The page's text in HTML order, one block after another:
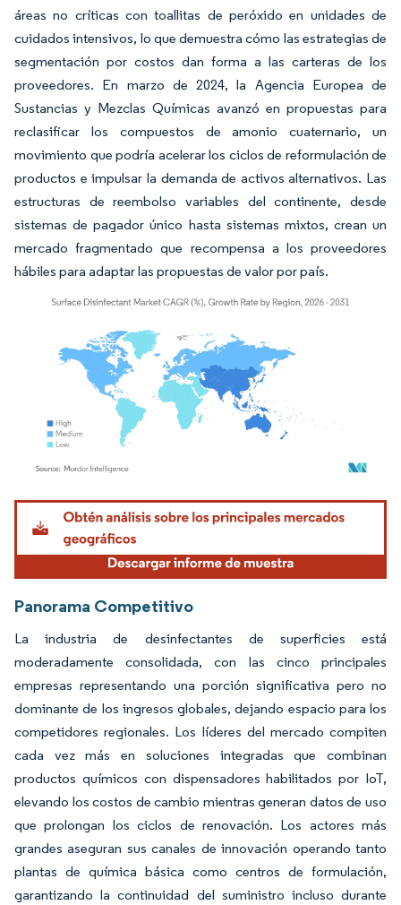
áreas no críticas con toallitas de peróxido en unidades de
cuidados intensivos, lo que demuestra cómo las estrategias de
segmentación por costos dan forma a las carteras de los
proveedores. En marzo de 2024, la Agencia Europea de
Sustancias y Mezclas Químicas avanzó en propuestas para
reclasificar los compuestos de amonio cuaternario, un
movimiento que podría acelerar los ciclos de reformulación de
productos e impulsar la demanda de activos alternativos. Las
estructuras de reembolso variables del continente, desde
sistemas de pagador único hasta sistemas mixtos, crean un
mercado fragmentado que recompensa a los proveedores
hábiles para adaptar las propuestas de valor por país.
Imagen © Mordor Intelligence. El uso requiere atribución según CC BY 4.0.
Panorama Competitivo
La industria de desinfectantes de superficies está
moderadamente consolidada, con las cinco principales
empresas representando una porción significativa pero no
dominante de los ingresos globales, dejando espacio para los
competidores regionales. Los líderes del mercado compiten
cada vez más en soluciones integradas que combinan
productos químicos con dispensadores habilitados por IoT,
elevando los costos de cambio mientras generan datos de uso
que prolongan los ciclos de renovación. Los actores más
grandes aseguran sus canales de innovación operando tanto
plantas de química básica como centros de formulación,
garantizando la continuidad del suministro incluso durante